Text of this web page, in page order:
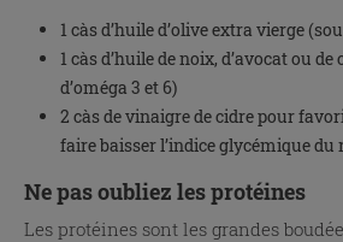
1 càs d’huile d’olive extra vierge
1 càs d’huile de noix, d’avocat ou
d’oméga 3 et 6)
2 càs de vinaigre de cidre pour
faire baisser l’indice glycémique du
Ne pas oubliez les protéines
Les protéines sont les grandes